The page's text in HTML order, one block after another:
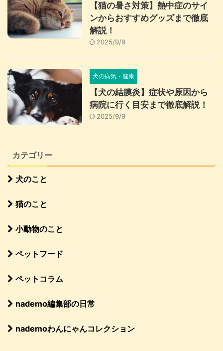
【猫の暑さ対策】熱中症のサイ
ンからおすすめグッズまで徹底
解説！
2025/9/9
犬の病気・健康
【犬の結膜炎】症状や原因から
病院に行く目安まで徹底解説！
2025/9/9
カテゴリー
犬のこと
猫のこと
小動物のこと
ペットフード
ペットコラム
nademo編集部の日常
nademoわんにゃんコレクション